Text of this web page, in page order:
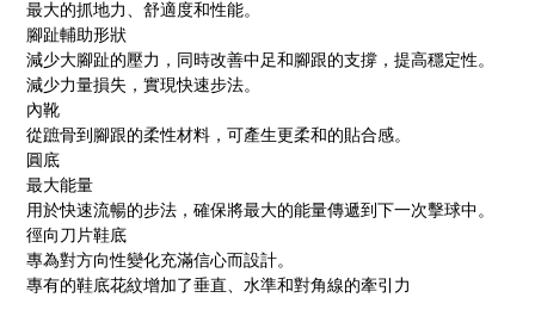
最大的抓地力、舒適度和性能。
腳趾輔助形狀
減少大腳趾的壓力，同時改善中足和腳跟的支撐，提高穩定性。
減少力量損失，實現快速步法。
內靴
從蹠骨到腳跟的柔性材料，可產生更柔和的貼合感。
圓底
最大能量
用於快速流暢的步法，確保將最大的能量傳遞到下一次擊球中。
徑向刀片鞋底
專為對方向性變化充滿信心而設計。
專有的鞋底花紋增加了垂直、水準和對角線的牽引力